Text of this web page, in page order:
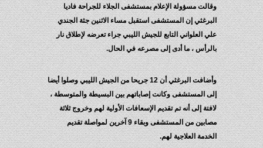
وقالت مسؤولة الإعلام بمستشفى الجلاء للجراحة فاديا
البرغثي إن المستشفى استقبل مساء الاثنين جثة الجندي
علي العلواني التابع للجيش الليبي جراء تعرضه لإطلاق نار
بالرأس ، ما أدى إلى مصرعه في الحال.
وأضافت البرغثي أن 12 جريحا من الجيش الليبي وصلوا أيضا
إلى المستشفى وكانت إصاباتهم بين البسيطة والمتوسطة ،
لافتة إلى أنه تم تقديم الإسعافات الأولية لهم وخروج ثلاثة
مصابين من المستشفى وبقاء 9 آخرين لمواصلة تقديم
الخدمة العلاجية لهم.